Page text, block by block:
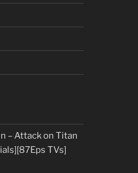
– Attack on Titan
TVs]